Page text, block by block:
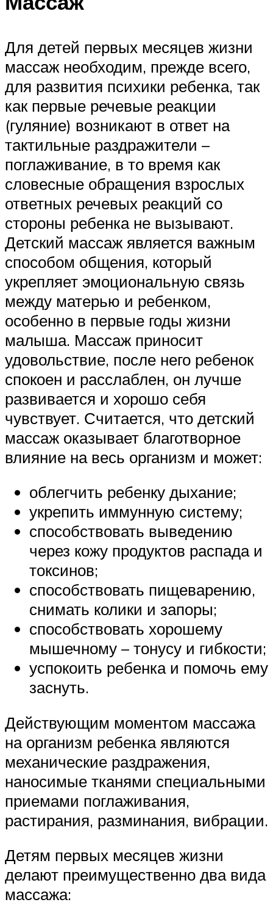
Для детей первых месяцев жизни
массаж необходим, прежде всего,
для развития психики ребенка, так
как первые речевые реакции
(гуляние) возникают в ответ на
тактильные раздражители –
поглаживание, в то время как
словесные обращения взрослых
ответных речевых реакций со
стороны ребенка не вызывают.
Детский массаж является важным
способом общения, который
укрепляет эмоциональную связь
между матерью и ребенком,
особенно в первые годы жизни
малыша. Массаж приносит
удовольствие, после него ребенок
спокоен и расслаблен, он лучше
развивается и хорошо себя
чувствует. Считается, что детский
массаж оказывает благотворное
влияние на весь организм и может:
облегчить ребенку дыхание;
укрепить иммунную систему;
способствовать выведению
через кожу продуктов распада и
токсинов;
способствовать пищеварению,
снимать колики и запоры;
способствовать хорошему
мышечному – тонусу и гибкости;
успокоить ребенка и помочь ему
заснуть.
Действующим моментом массажа
на организм ребенка являются
механические раздражения,
наносимые тканями специальными
приемами поглаживания,
растирания, разминания, вибрации.
Детям первых месяцев жизни
делают преимущественно два вида
массажа: